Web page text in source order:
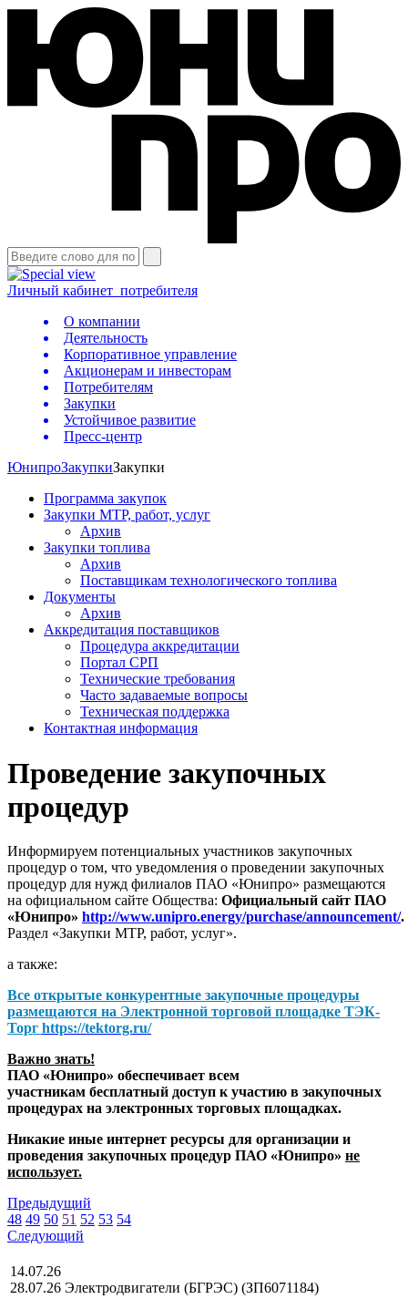
Личный кабинет потребителя
О компании
Деятельность
Корпоративное управление
Акционерам и инвесторам
Потребителям
Закупки
Устойчивое развитие
Пресс-центр
ЮнипроЗакупкиЗакупки
Программа закупок
Закупки МТР, работ, услуг
Архив
Закупки топлива
Архив
Поставщикам технологического топлива
Документы
Архив
Аккредитация поставщиков
Процедура аккредитации
Портал СРП
Технические требования
Часто задаваемые вопросы
Техническая поддержка
Контактная информация
Проведение закупочных
процедур
Информируем потенциальных участников закупочных
процедур о том, что уведомления о проведении закупочных
процедур для нужд филиалов ПАО «Юнипро» размещаются
на официальном сайте Общества: Официальный сайт ПАО
«Юнипро» http://www.unipro.energy/purchase/announcement/.
Раздел «Закупки МТР, работ, услуг».
а также:
Все открытые конкурентные закупочные процедуры
размещаются на Электронной торговой площадке ТЭК-
Торг https://tektorg.ru/
Важно знать!
ПАО «Юнипро» обеспечивает всем
участникам бесплатный доступ к участию в закупочных
процедурах на электронных торговых площадках.
Никакие иные интернет ресурсы для организации и
проведения закупочных процедур ПАО «Юнипро» не
использует.
Предыдущий
48 49 50 51 52 53 54
Следующий
14.07.26
28.07.26 Электродвигатели (БГРЭС) (ЗП6071184)